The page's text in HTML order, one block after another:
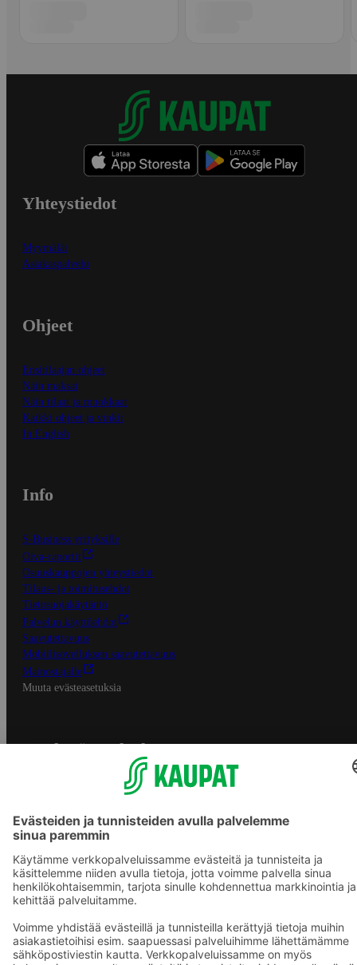
Yhteystiedot
Myymälät
Asiakaspalvelu
Ohjeet
Ensitilaajan ohjeet
Näin maksat
Näin tilaat ja muokkaat
Kaikki ohjeet ja vinkit
In English
Info
S-Business yrityksille
Oiva-raportit
Osuuskauppojen yhteystiedot
Tilaus- ja toimitusehdot
Tietosuojakäytäntö
Palvelun käyttöehdot
Saavutettavuus
Mobiilisovelluksen saavutettavuus
Mainostajalle
Muuta evästeasetuksia
S-ryhmän palvelut
Yhteishyvä Ruoka -sovellus
Prisma.fi
Sokos.fi
S-Pankki
Sokos Hotels
Raflaamo